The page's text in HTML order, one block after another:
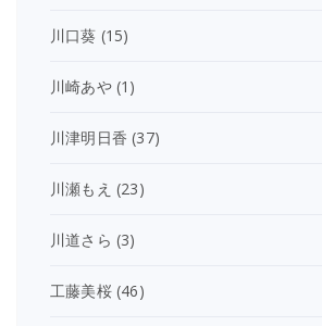
川口葵 (15)
川崎あや(1)
川津明日香 (37)
川瀬もえ (23)
川道さら (3)
工藤美桜(46)